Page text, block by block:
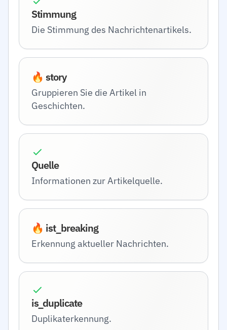
Stimmung
Die Stimmung des Nachrichtenartikels.
🔥 story
Gruppieren Sie die Artikel in
Geschichten.
Quelle
Informationen zur Artikelquelle.
🔥 ist_breaking
Erkennung aktueller Nachrichten.
is_duplicate
Duplikaterkennung.